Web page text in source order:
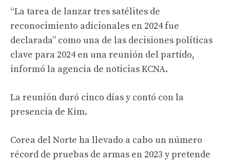
“La tarea de lanzar tres satélites de
reconocimiento adicionales en 2024 fue
declarada” como una de las decisiones políticas
clave para 2024 en una reunión del partido,
informó la agencia de noticias KCNA.
La reunión duró cinco días y contó con la
presencia de Kim.
Corea del Norte ha llevado a cabo un número
récord de pruebas de armas en 2023 y pretende